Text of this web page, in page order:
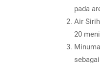
pada
Air
20